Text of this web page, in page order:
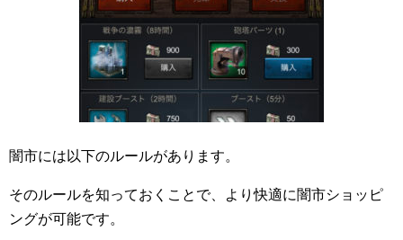
闇市には以下のルールがあります。
そのルールを知っておくことで、より快適に闇市ショッピ
ングが可能です。